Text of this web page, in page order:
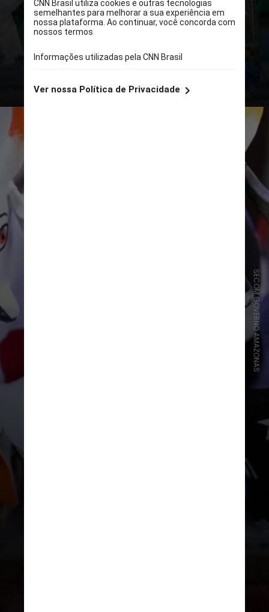
O festival ocorre anualmente em
junho na ilha de Parintins, no
apenas por meios fluviais (barco)
SECOM GOVERNO AMAZONAS